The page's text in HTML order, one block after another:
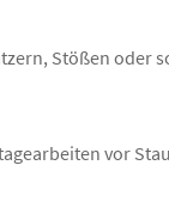
Stößen oder
vor